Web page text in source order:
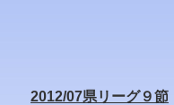
2012/07県リーグ９節